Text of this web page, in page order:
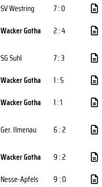
SV Westring
7 : 0
Wacker Gotha
2 : 4
SG Suhl
7 : 3
Wacker Gotha
1 : 5
Wacker Gotha
1 : 1
Ger. Ilmenau
6 : 2
Wacker Gotha
9 : 2
Nesse-Apfels
9 : 0